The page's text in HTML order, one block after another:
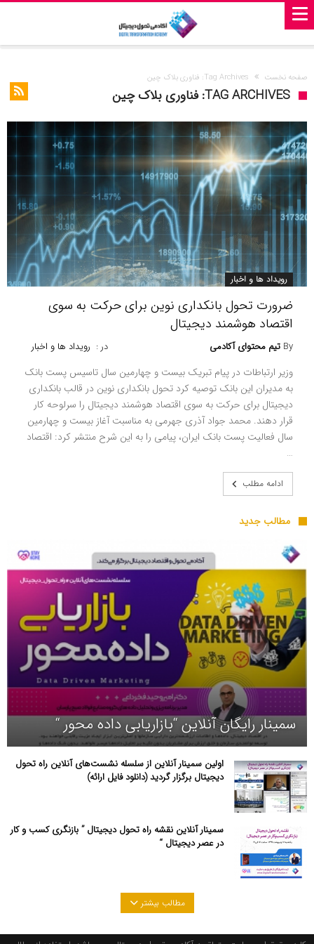
صفحه نخست Tag Archives: فناوری بلاک چین
TAG ARCHIVES: فناوری بلاک چین
رویداد ها و اخبار
ضرورت تحول بانکداری نوین برای حرکت به سوی
اقتصاد هوشمند دیجیتال
By تیم محتوای آکادمی در : رویداد ها و اخبار
وزیر ارتباطات در پیام تبریک بیست و چهارمین سال تاسیس پست بانک
به مدیران این بانک توصیه کرد تحول بانکداری نوین در قالب بانکداری
دیجیتال برای حرکت به سوی اقتصاد هوشمند دیجیتال را سرلوحه کار
قرار دهند. محمد جواد آذری جهرمی به مناسبت آغاز بیست و چهارمین
سال فعالیت پست بانک ایران، پیامی را به این شرح منتشر کرد: اقتصاد
…
ادامه مطلب
مطالب جدید
سمینار رایگان آنلاین “بازاریابی داده محور “
اولین سمینار آنلاین از سلسله نشست‌های آنلاین راه تحول
دیجیتال برگزار گردید (دانلود فایل ارائه)
سمینار آنلاین نقشه راه تحول دیجیتال ” بازنگری کسب و کار
در عصر دیجیتال “
مطالب بیشتر